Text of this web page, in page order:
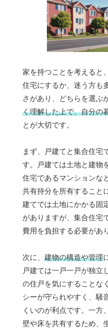
家を持つことを考えると
住宅にするか、迷う方も
さがあり、どちらを選ぶ
く理解した上で、自分の
とが大切です。
まず、戸建てと集合住宅
す。戸建ては土地と建物
住宅であるマンションな
共有持分を所有すること
建てでは土地にかかる固
がありますが、集合住宅
費用を負担する必要があ
次に、 建物の構造や管理
戸建ては一戸一戸が独立
の住戸を気にすることな
シーが守られやすく、騒
くいのが利点です。一方
壁や床を共有するため、